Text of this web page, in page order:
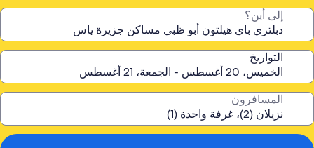
5.0
إلى أين؟
التواريخ
المسافرون